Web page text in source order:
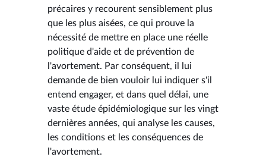
précaires y recourent sensiblement plus
que les plus aisées, ce qui prouve la
nécessité de mettre en place une réelle
politique d'aide et de prévention de
l'avortement. Par conséquent, il lui
demande de bien vouloir lui indiquer s'il
entend engager, et dans quel délai, une
vaste étude épidémiologique sur les vingt
dernières années, qui analyse les causes,
les conditions et les conséquences de
l'avortement.